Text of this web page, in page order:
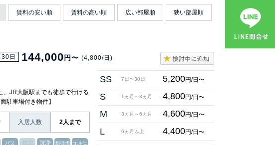
賃料の安い順 賃料の高い順 広い部屋順 狭い部屋順
30日 144,000 円〜 (4,800/日)
、JR大阪駅までも徒歩で行ける
駐車場付き物件】
入居人数 2人まで
SS 7日〜30日 5,200円/日〜
S 1ヵ月～3ヵ月 4,800円/日〜
M 3ヵ月～6ヵ月 4,600円/日〜
L 6ヵ月以上 4,400円/日〜